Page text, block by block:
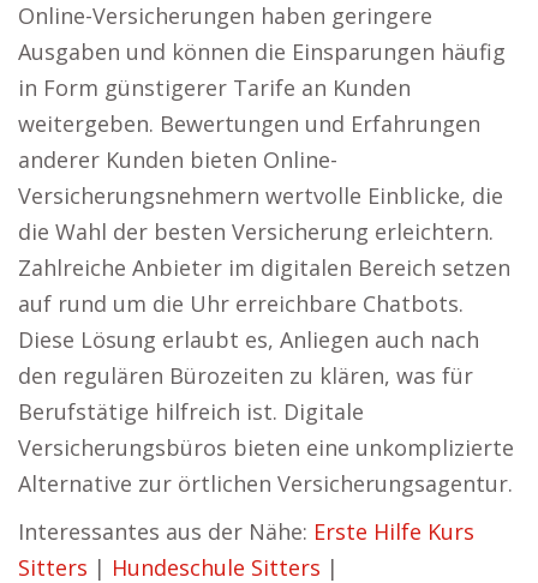
Online-Versicherungen haben geringere
Ausgaben und können die Einsparungen häufig
in Form günstigerer Tarife an Kunden
weitergeben. Bewertungen und Erfahrungen
anderer Kunden bieten Online-
Versicherungsnehmern wertvolle Einblicke, die
die Wahl der besten Versicherung erleichtern.
Zahlreiche Anbieter im digitalen Bereich setzen
auf rund um die Uhr erreichbare Chatbots.
Diese Lösung erlaubt es, Anliegen auch nach
den regulären Bürozeiten zu klären, was für
Berufstätige hilfreich ist. Digitale
Versicherungsbüros bieten eine unkomplizierte
Alternative zur örtlichen Versicherungsagentur.
Interessantes aus der Nähe: Erste Hilfe Kurs
Sitters | Hundeschule Sitters |